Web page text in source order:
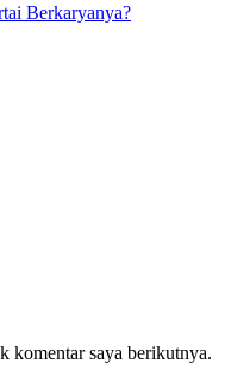
Berkaryanya?
komentar saya berikutnya.